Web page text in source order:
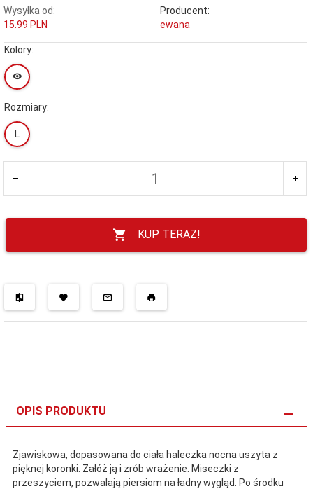
Wysyłka od:
15.99 PLN
Producent:
ewana
Kolory:
Rozmiary:
L
KUP TERAZ!
OPIS PRODUKTU
Zjawiskowa, dopasowana do ciała haleczka nocna uszyta z
pięknej koronki. Załóż ją i zrób wrażenie. Miseczki z
przeszyciem, pozwalają piersiom na ładny wygląd. Po środku